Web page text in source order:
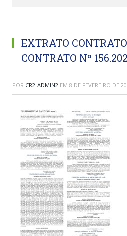
EXTRATO
CONTRATO Nº
POR CR2-ADMIN2 EM 8 DE FEVEREIRO DE